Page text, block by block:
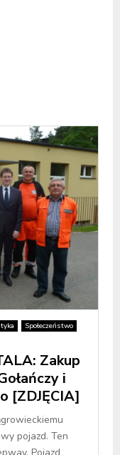
Społeczeństwo
Zakup
i
[ZDJĘCIA]
pojazd. Ten